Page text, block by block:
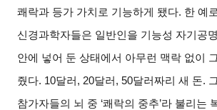
쾌락과 등가 가치로 기능하게 됐다. 한 예
신경과학자들은 일반인을 기능성 자기공
안에 넣어 둔 상태에서 아무런 맥락 없이 그
줬다. 10달러, 20달러, 50달러짜리 새 돈.
참가자들의 뇌 중 ‘쾌락의 중추’라 불리는